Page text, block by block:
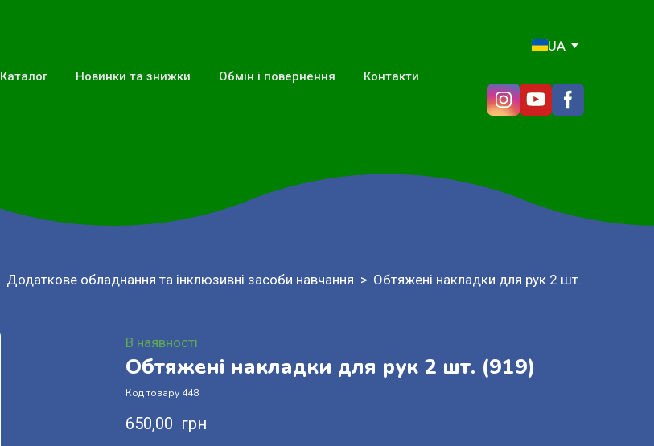
Каталог Новинки та знижки Обмін і повернення Контакти
UA
Додаткове обладнання та інклюзивні засоби навчання Обтяжені накладки для рук 2 шт.
В наявності
Обтяжені накладки для рук 2 шт. (919)
Код товару 448
650,00  грн